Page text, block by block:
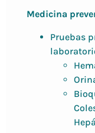
Medicina
Pruebas